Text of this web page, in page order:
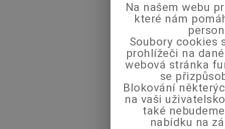
Na našem webu
které nám
Soubory cookies
prohlížeči na
webová stránka
se
Blokování
na vaši
také
nabídku na